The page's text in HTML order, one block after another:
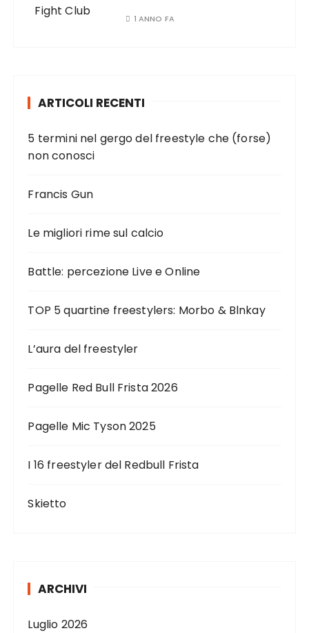
1 ANNO FA
ARTICOLI RECENTI
5 termini nel gergo del freestyle che (forse)
non conosci
Francis Gun
Le migliori rime sul calcio
Battle: percezione Live e Online
TOP 5 quartine freestylers: Morbo & Blnkay
L’aura del freestyler
Pagelle Red Bull Frista 2026
Pagelle Mic Tyson 2025
I 16 freestyler del Redbull Frista
Skietto
ARCHIVI
Luglio 2026